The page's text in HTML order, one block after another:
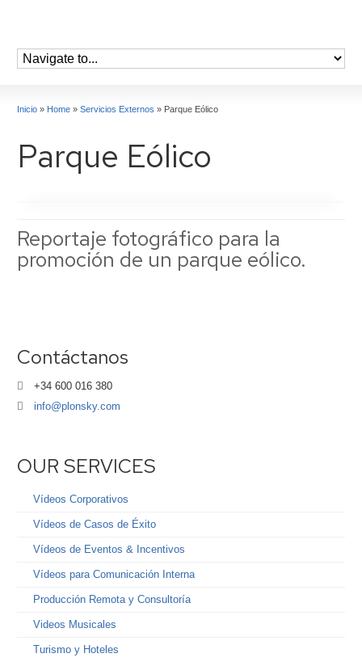
Inicio » Home » Servicios Externos » Parque Eólico
Parque Eólico
Reportaje fotográfico para la
promoción de un parque eólico.
Contáctanos
+34 600 016 380
info@plonsky.com
OUR SERVICES
Vídeos Corporativos
Vídeos de Casos de Éxito
Vídeos de Eventos & Incentivos
Vídeos para Comunicación Interna
Producción Remota y Consultoría
Videos Musicales
Turismo y Hoteles